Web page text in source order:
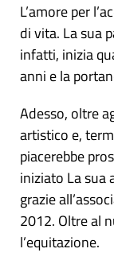
L’amore per
di vita. La sua
infatti, inizia
anni e la
Adesso, oltre
artistico e,
piacerebbe
iniziato La sua
grazie
2012. Oltre al
l’equitazione.